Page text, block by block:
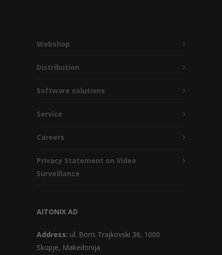
Webshop
Distribution
Software solutions
Service
Careers
Privacy Statement on Video
Surveillance
AITONIX AD
Address: ul. Boris Trajkovski 36, 1000
Skopje, Makedonija